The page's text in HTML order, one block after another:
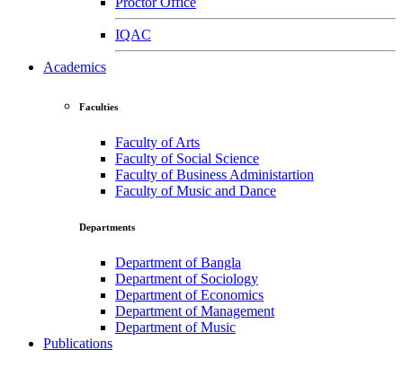
IQAC
Academics
Faculties
Faculty of Arts
Faculty of Social Science
Faculty of Business Administartion
Faculty of Music and Dance
Departments
Department of Bangla
Department of Sociology
Department of Economics
Department of Management
Department of Music
Publications